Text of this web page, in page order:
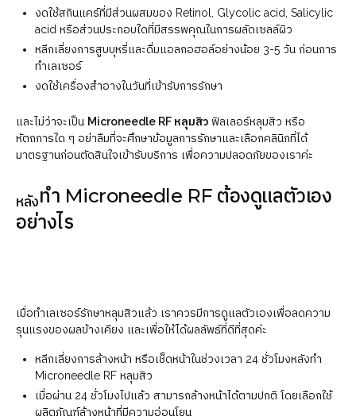
งดใช้สกินแคร์ที่มีส่วนผสมของ Retinol, Glycolic acid, Salicylic
acid หรือส่วนประกอบใดที่มีสรรพคุณในการผลัดเซลล์ผิว
หลีกเลี่ยงการสูบบุหรี่และดื่มแอลกอฮอล์อย่างน้อย 3-5 วัน ก่อนการ
ทำเลเซอร์
งดใช้เครื่องสำอางในวันที่เข้ารับการรักษา
และไม่ว่าจะเป็น Microneedle RF หลุมสิว ฟิลเลอร์หลุมสิว หรือ
หัตถการใด ๆ อย่าลืมที่จะศึกษาข้อมูลการรักษาและเลือกคลินิกที่ได้
มาตรฐานก่อนตัดสินใจเข้ารับบริการ เพื่อความปลอดภัยของเราค่ะ
หลังทำ Microneedle RF ต้องดูแลตัวเอง
อย่างไร
เมื่อทำเลเซอร์รักษาหลุมสิวแล้ว เราควรมีการดูแลตัวเองเพื่อลดความ
รุนแรงของผลข้างเคียง และเพื่อให้ได้ผลลัพธ์ที่ดีที่สุดค่ะ
หลีกเลี่ยงการล้างหน้า หรือเช็ดหน้าในช่วงเวลา 24 ชั่วโมงหลังทำ
Microneedle RF หลุมสิว
เมื่อผ่าน 24 ชั่วโมงไปแล้ว สามารถล้างหน้าได้ตามปกติ โดยเลือกใช้
ผลิตภัณฑ์ล้างหน้าที่มีความอ่อนโยน